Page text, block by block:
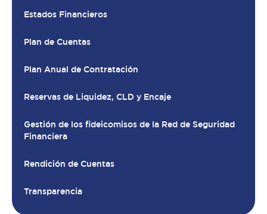
Estados Financieros
Plan de Cuentas
Plan Anual de Contratación
Reservas de Liquidez, CLD y Encaje
Gestión de los fideicomisos de la Red de Seguridad
Financiera
Rendición de Cuentas
Transparencia